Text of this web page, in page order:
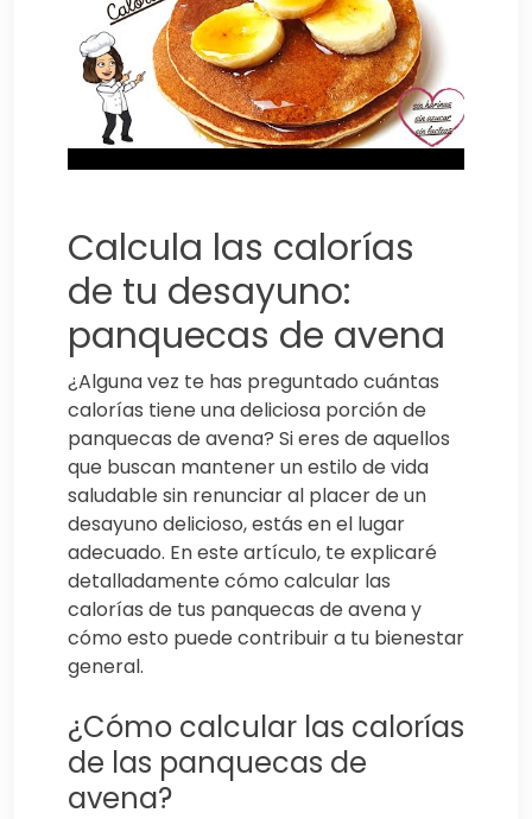
Calcula las calorías
de tu desayuno:
panquecas de avena
¿Alguna vez te has preguntado cuántas
calorías tiene una deliciosa porción de
panquecas de avena? Si eres de aquellos
que buscan mantener un estilo de vida
saludable sin renunciar al placer de un
desayuno delicioso, estás en el lugar
adecuado. En este artículo, te explicaré
detalladamente cómo calcular las
calorías de tus panquecas de avena y
cómo esto puede contribuir a tu bienestar
general.
¿Cómo calcular las calorías
de las panquecas de
avena?